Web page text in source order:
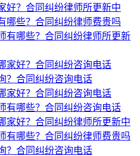
好？合同纠纷律师所更新中
哪些？合同纠纷律师费贵吗
有哪些？合同纠纷律师所更新
家好？合同纠纷咨询电话
？合同纠纷咨询电话
家好？合同纠纷咨询电话
有哪些？合同纠纷咨询电话
家好？合同纠纷律师所更新中
有哪些？合同纠纷律师费贵吗
？合同纠纷咨询电话